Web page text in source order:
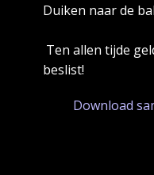
Duiken naar de
Ten allen tijde
beslist!
Download